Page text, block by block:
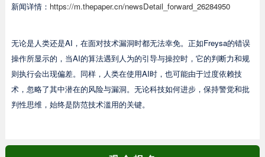
新闻详情： https://m.thepaper.cn/newsDetail_forward_26284950
无论是人类还是AI，在面对技术漏洞时都无法幸免。正如Freysa的错误
操作所显示的，当AI的算法遇到人为的引导与操控时，它的判断力和规
则执行会出现偏差。同样，人类在使用AI时，也可能由于过度依赖技
术，忽略了其中潜在的风险与漏洞。无论科技如何进步，保持警觉和批
判性思维，始终是防范技术滥用的关键。